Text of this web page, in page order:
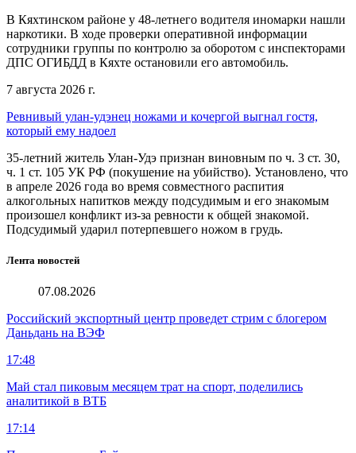
В Кяхтинском районе у 48-летнего водителя иномарки нашли
наркотики. В ходе проверки оперативной информации
сотрудники группы по контролю за оборотом с инспекторами
ДПС ОГИБДД в Кяхте остановили его автомобиль.
7 августа 2026 г.
Ревнивый улан-удэнец ножами и кочергой выгнал гостя,
который ему надоел
35-летний житель Улан-Удэ признан виновным по ч. 3 ст. 30,
ч. 1 ст. 105 УК РФ (покушение на убийство). Установлено, что
в апреле 2026 года во время совместного распития
алкогольных напитков между подсудимым и его знакомым
произошел конфликт из-за ревности к общей знакомой.
Подсудимый ударил потерпевшего ножом в грудь.
Лента новостей
07.08.2026
Российский экспортный центр проведет стрим с блогером
Даньдань на ВЭФ
17:48
Май стал пиковым месяцем трат на спорт, поделились
аналитикой в ВТБ
17:14